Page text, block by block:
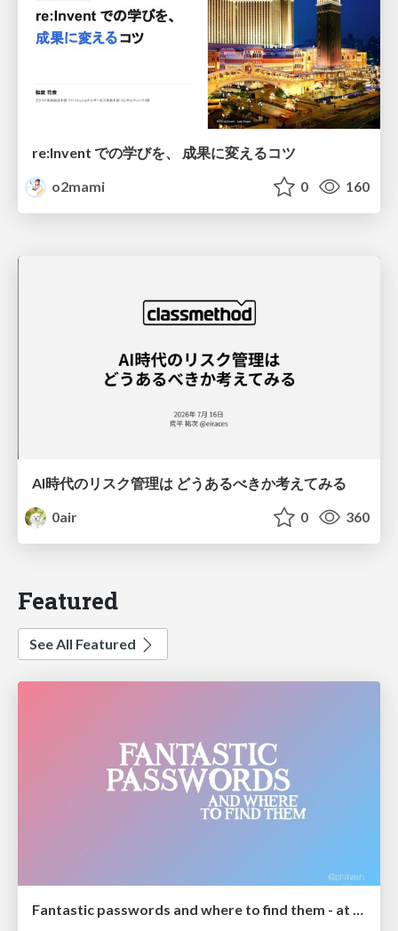
re:Invent での学びを、 成果に変えるコツ
o2mami
0 160
AI時代のリスク管理は どうあるべきか考えてみる
0air
0 360
Featured
See All Featured